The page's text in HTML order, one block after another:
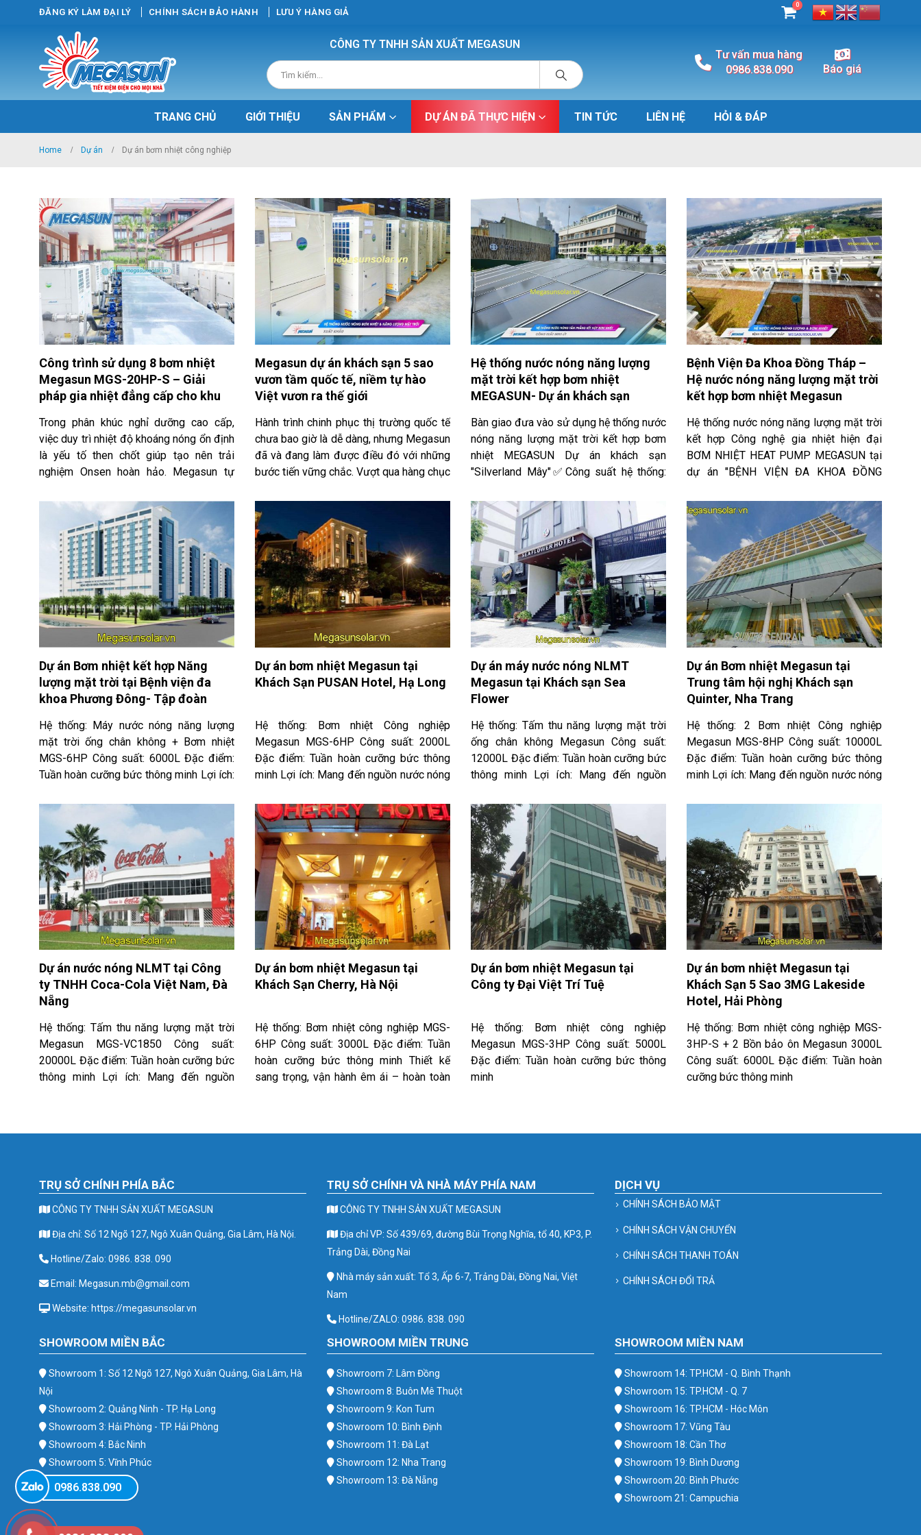
ĐĂNG KÝ LÀM ĐẠI LÝ CHÍNH SÁCH BẢO HÀNH LƯU Ý HÀNG GIẢ
0
CÔNG TY TNHH SẢN XUẤT MEGASUN
Tư vấn mua hàng
0986.838.090
Báo giá
TRANG CHỦ GIỚI THIỆU SẢN PHẨM DỰ ÁN ĐÃ THỰC HIỆN TIN TỨC LIÊN HỆ HỎI & ĐÁP
Home Dự án Dự án bơm nhiệt công nghiệp
Công trình sử dụng 8 bơm nhiệt
Megasun MGS-20HP-S – Giải
pháp gia nhiệt đẳng cấp cho khu
Trong phân khúc nghỉ dưỡng cao cấp,
việc duy trì nhiệt độ khoáng nóng ổn định
là yếu tố then chốt giúp tạo nên trải
nghiệm Onsen hoàn hảo. Megasun tự
Pump MGS-20HP-S cho Resort 5 sao
danh tiếng. Với hiệu suất COP cao, thiết
bị giúp tiết kiệm đến 80% điện năng và
vận hành bền bỉ trong môi trường nước
khoáng. Đây là giải pháp gia nhiệt thông
minh, an toàn, khẳng định tiêu chuẩn vận
hành xanh và tối ưu chi phí cho chủ đầu
tư.
Megasun dự án khách sạn 5 sao
vươn tầm quốc tế, niềm tự hào
Việt vươn ra thế giới
Hành trình chinh phục thị trường quốc tế
chưa bao giờ là dễ dàng, nhưng Megasun
đã và đang làm được điều đó với những
bước tiến vững chắc. Vượt qua hàng chục
nước nóng bơm nhiệt và năng lượng mặt
trời mang thương hiệu Megasun đã chính
thức có mặt trong các dự án khách sạn 5
sao cao cấp, đạt chuẩn quốc tế.Bằng sự
nỗ lực không ngừng trong nghiên cứu,
phát triển và đổi mới công nghệ,
Megasun không chỉ khẳng định vị thế tại
Việt Nam mà còn ghi dấu ấn mạnh mẽ
trên bản đồ năng lượng tái tạo toàn cầu.
các công trình cao cấp chính là minh
chứng thuyết phục cho chất lượng vượt
một tương lai xanh.
Hệ thống nước nóng năng lượng
mặt trời kết hợp bơm nhiệt
MEGASUN- Dự án khách sạn
Bàn giao đưa vào sử dụng hệ thống nước
nóng năng lượng mặt trời kết hợp bơm
nhiệt MEGASUN Dự án khách sạn
"Silverland Mây"✅Công suất hệ thống:
Do địa hình khách sạn không có phương
án để cẩu kéo thiết bị - nên dự án sử
dụng bồn ghép bảo ôn (Gia công và bảo
ôn tại vị trí lắp đặt) - sử dụng chủng loại
tấm phẳng để hấp thu năng lượng mặt
trời và gia nhiệt bằng Heat pump (bơm
nhiệt)Xin chân thành Chủ Đầu Tư đã hỗ
trợ Megasun hoàn thành dự án này
Bệnh Viện Đa Khoa Đồng Tháp –
Hệ nước nóng năng lượng mặt trời
kết hợp bơm nhiệt Megasun
Hệ thống nước nóng năng lượng mặt trời
kết hợp Công nghệ gia nhiệt hiện đại
BƠM NHIỆT HEAT PUMP MEGASUN tại
dự án "BỆNH VIỆN ĐA KHOA ĐỒNG
Lý Dự Án - Nhà Thầu ME đã hỗ trợ
Megasun hoàn thành dự án này.
Dự án Bơm nhiệt kết hợp Năng
lượng mặt trời tại Bệnh viện đa
khoa Phương Đông- Tập đoàn
Hệ thống: Máy nước nóng năng lượng
mặt trời ống chân không + Bơm nhiệt
MGS-6HP Công suất: 6000L Đặc điểm:
Tuần hoàn cưỡng bức thông minh Lợi ích:
Dự án bơm nhiệt Megasun tại
Khách Sạn PUSAN Hotel, Hạ Long
Hệ thống: Bơm nhiệt Công nghiệp
Megasun MGS-6HP Công suất: 2000L
Đặc điểm: Tuần hoàn cưỡng bức thông
minh Lợi ích: Mang đến nguồn nước nóng
Dự án máy nước nóng NLMT
Megasun tại Khách sạn Sea
Flower
Hệ thống: Tấm thu năng lượng mặt trời
ống chân không Megasun Công suất:
12000L Đặc điểm: Tuần hoàn cưỡng bức
thông minh Lợi ích: Mang đến nguồn
Dự án Bơm nhiệt Megasun tại
Trung tâm hội nghị Khách sạn
Quinter, Nha Trang
Hệ thống: 2 Bơm nhiệt Công nghiệp
Megasun MGS-8HP Công suất: 10000L
Đặc điểm: Tuần hoàn cưỡng bức thông
minh Lợi ích: Mang đến nguồn nước nóng
Dự án nước nóng NLMT tại Công
ty TNHH Coca-Cola Việt Nam, Đà
Nẵng
Hệ thống: Tấm thu năng lượng mặt trời
Megasun MGS-VC1850 Công suất:
20000L Đặc điểm: Tuần hoàn cưỡng bức
thông minh Lợi ích: Mang đến nguồn
Dự án bơm nhiệt Megasun tại
Khách Sạn Cherry, Hà Nội
Hệ thống: Bơm nhiệt công nghiệp MGS-
6HP Công suất: 3000L Đặc điểm: Tuần
hoàn cưỡng bức thông minh Thiết kế
sang trọng, vận hành êm ái – hoàn toàn
Dự án bơm nhiệt Megasun tại
Công ty Đại Việt Trí Tuệ
Hệ thống: Bơm nhiệt công nghiệp
Megasun MGS-3HP Công suất: 5000L
Đặc điểm: Tuần hoàn cưỡng bức thông
minh
Dự án bơm nhiệt Megasun tại
Khách Sạn 5 Sao 3MG Lakeside
Hotel, Hải Phòng
Hệ thống: Bơm nhiệt công nghiệp MGS-
3HP-S + 2 Bồn bảo ôn Megasun 3000L
Công suất: 6000L Đặc điểm: Tuần hoàn
cưỡng bức thông minh
TRỤ SỞ CHÍNH PHÍA BẮC
CÔNG TY TNHH SẢN XUẤT MEGASUN
Địa chỉ: Số 12 Ngõ 127, Ngô Xuân Quảng, Gia Lâm, Hà Nội.
Hotline/Zalo: 0986. 838. 090
Email: Megasun.mb@gmail.com
Website: https://megasunsolar.vn
TRỤ SỞ CHÍNH VÀ NHÀ MÁY PHÍA NAM
CÔNG TY TNHH SẢN XUẤT MEGASUN
Địa chỉ VP: Số 439/69, đường Bùi Trọng Nghĩa, tổ 40, KP3, P.
Trảng Dài, Đồng Nai
Nhà máy sản xuất: Tổ 3, Ấp 6-7, Trảng Dài, Đồng Nai, Việt
Nam
Hotline/ZALO: 0986. 838. 090
DỊCH VỤ
CHÍNH SÁCH BẢO MẬT
CHÍNH SÁCH VẬN CHUYỂN
CHÍNH SÁCH THANH TOÁN
CHÍNH SÁCH ĐỔI TRẢ
SHOWROOM MIỀN BẮC
Showroom 1: Số 12 Ngõ 127, Ngô Xuân Quảng, Gia Lâm, Hà
Nội
Showroom 2: Quảng Ninh - TP. Hạ Long
Showroom 3: Hải Phòng - TP. Hải Phòng
Showroom 4: Bắc Ninh
Showroom 5: Vĩnh Phúc
Showroom 6: Ba Vì
SHOWROOM MIỀN TRUNG
Showroom 7: Lâm Đồng
Showroom 8: Buôn Mê Thuột
Showroom 9: Kon Tum
Showroom 10: Bình Định
Showroom 11: Đà Lạt
Showroom 12: Nha Trang
Showroom 13: Đà Nẵng
SHOWROOM MIỀN NAM
Showroom 14: TP.HCM - Q. Bình Thạnh
Showroom 15: TP.HCM - Q. 7
Showroom 16: TP.HCM - Hóc Môn
Showroom 17: Vũng Tàu
Showroom 18: Cần Thơ
Showroom 19: Bình Dương
Showroom 20: Bình Phước
Showroom 21: Campuchia
0986.838.090